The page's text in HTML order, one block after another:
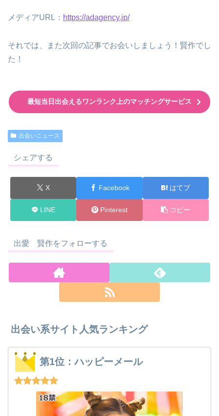
メディアURL： https://adagency.jp/
それでは、また次回の記事でお会いしましょう！賢作でし
た！
最短当日出会えるワンランク上のマッチングサービス
出会いニュース
シェアする
X Facebook はてブ
LINE Pinterest コピー
出愛 賢作をフォローする
出会い系サイト人気ランキング
第1位：ハッピーメール